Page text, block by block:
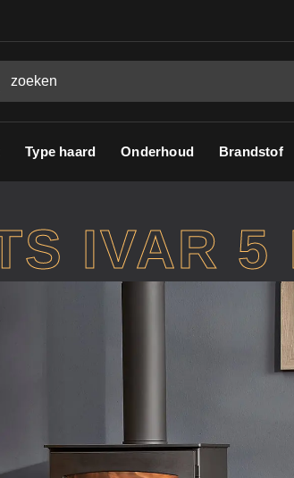
Type haard Onderhoud Brandstof
IVAR 5